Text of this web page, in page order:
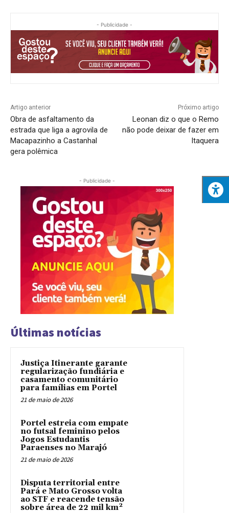
- Publicidade -
Artigo anterior
Obra de asfaltamento da
estrada que liga a agrovila de
Macapazinho a Castanhal
gera polêmica
Próximo artigo
Leonan diz o que o Remo
não pode deixar de fazer em
Itaquera
- Publicidade -
Últimas notícias
Justiça Itinerante garante
regularização fundiária e
casamento comunitário
para famílias em Portel
21 de maio de 2026
Portel estreia com empate
no futsal feminino pelos
Jogos Estudantis
Paraenses no Marajó
21 de maio de 2026
Disputa territorial entre
Pará e Mato Grosso volta
ao STF e reacende tensão
sobre área de 22 mil km²